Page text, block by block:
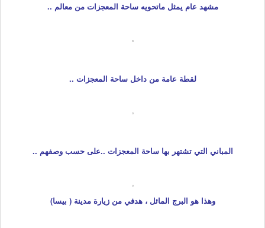
مشهد عام يمثل ماتحويه ساحة المعجزات من معالم ..
لقطة عامة من داخل ساحة المعجزات ..
المباني التي تشتهر بها ساحة المعجزات ..على حسب وصفهم ..
وهذا هو البرج المائل ، هدفي من زيارة مدينة ( بيسا)